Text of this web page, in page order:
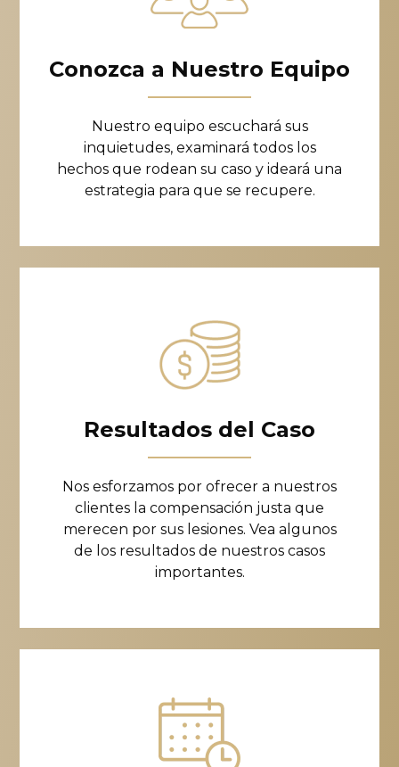
Conozca a Nuestro Equipo
Nuestro equipo escuchará sus
inquietudes, examinará todos los
hechos que rodean su caso y ideará una
estrategia para que se recupere.
Resultados del Caso
Nos esforzamos por ofrecer a nuestros
clientes la compensación justa que
merecen por sus lesiones. Vea algunos
de los resultados de nuestros casos
importantes.